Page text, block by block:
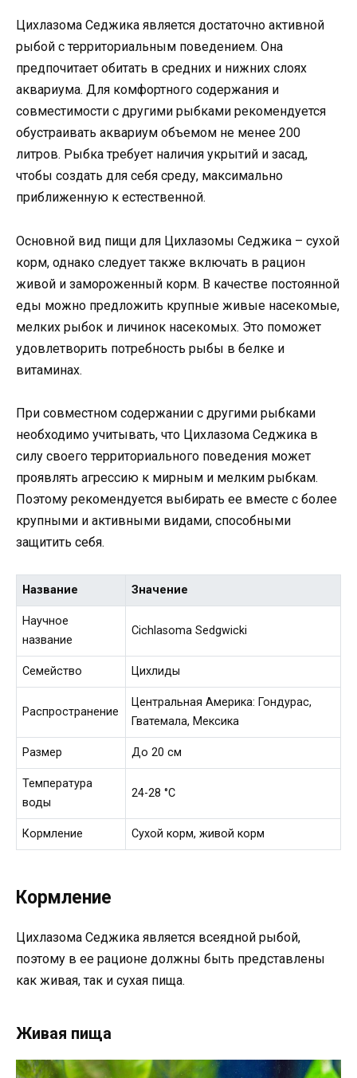
Цихлазома Седжика является достаточно активной
рыбой с территориальным поведением. Она
предпочитает обитать в средних и нижних слоях
аквариума. Для комфортного содержания и
совместимости с другими рыбками рекомендуется
обустраивать аквариум объемом не менее 200
литров. Рыбка требует наличия укрытий и засад,
чтобы создать для себя среду, максимально
приближенную к естественной.
Основной вид пищи для Цихлазомы Седжика – сухой
корм, однако следует также включать в рацион
живой и замороженный корм. В качестве постоянной
еды можно предложить крупные живые насекомые,
мелких рыбок и личинок насекомых. Это поможет
удовлетворить потребность рыбы в белке и
витаминах.
При совместном содержании с другими рыбками
необходимо учитывать, что Цихлазома Седжика в
силу своего территориального поведения может
проявлять агрессию к мирным и мелким рыбкам.
Поэтому рекомендуется выбирать ее вместе с более
крупными и активными видами, способными
защитить себя.
Название Значение
Научное
название
Cichlasoma Sedgwicki
Семейство Цихлиды
Распространение
Центральная Америка: Гондурас,
Гватемала, Мексика
Размер До 20 см
Температура
воды
24-28 °C
Кормление Сухой корм, живой корм
Кормление
Цихлазома Седжика является всеядной рыбой,
поэтому в ее рационе должны быть представлены
как живая, так и сухая пища.
Живая пища